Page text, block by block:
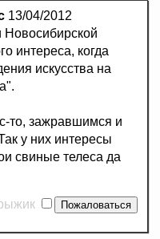
13/04/2012
Новосибирской
интереса, когда
искусства на
то, зажравшимся и
у них интересы
свиные телеса да